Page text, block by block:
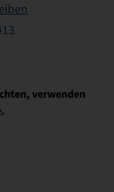
verwenden
.